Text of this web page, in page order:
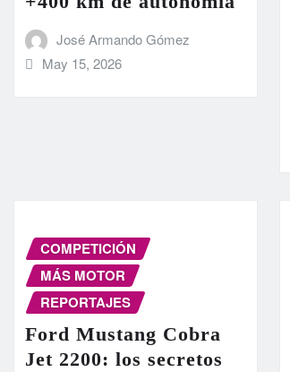
José Armando Gómez
May 15, 2026
COMPETICIÓN
MÁS MOTOR
REPORTAJES
Ford Mustang Cobra
Jet 2200: los secretos